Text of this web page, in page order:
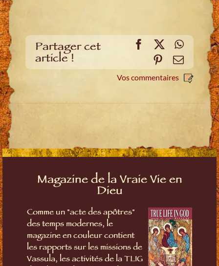
Partager cet
article !
Facebook
X
Pinterest
E-
mail
Vos commentaires
Magazine de la Vraie Vie en
Dieu
Comme un "acte des apôtres"
des temps modernes, le
magazine en couleur contient
les rapports sur les missions de
Vassula, les activités de la TLIG